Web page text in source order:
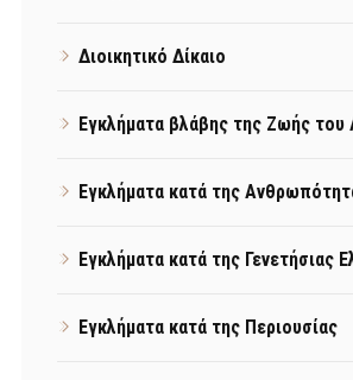
Διοικητικό Δίκαιο
Εγκλήματα βλάβης της Ζωής
Εγκλήματα κατά της
Εγκλήματα κατά της Γενετήσιας
Εγκλήματα κατά της Περιουσίας